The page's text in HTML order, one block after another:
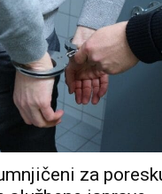
za